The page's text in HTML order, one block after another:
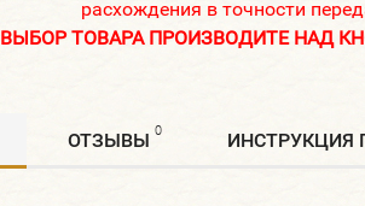
расхождения в точности
ВЫБОР ТОВАРА ПРОИЗВОДИТЕ НАД
ОТЗЫВЫ 0 ИНСТРУКЦИЯ